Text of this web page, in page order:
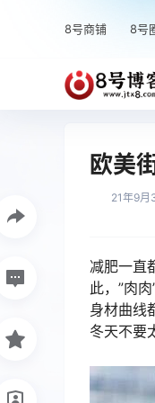
8号商铺 8号
欧美
21年9月
减肥一直
此，”肉
身材曲线
冬天不要